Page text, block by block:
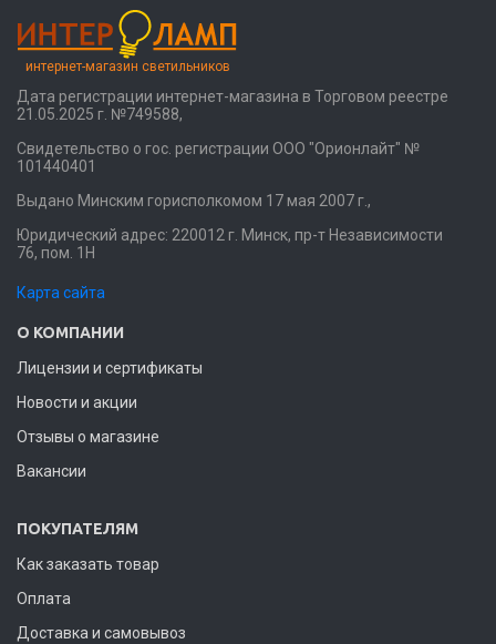
интернет-магазин светильников
Дата регистрации интернет-магазина в Торговом реестре
21.05.2025 г. №749588,
Свидетельство о гос. регистрации ООО "Орионлайт" №
101440401
Выдано Минским горисполкомом 17 мая 2007 г.,
Юридический адрес: 220012 г. Минск, пр-т Независимости
76, пом. 1Н
Карта сайта
О КОМПАНИИ
Лицензии и сертификаты
Новости и акции
Отзывы о магазине
Вакансии
ПОКУПАТЕЛЯМ
Как заказать товар
Оплата
Доставка и самовывоз